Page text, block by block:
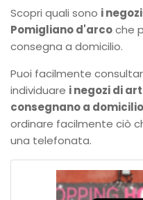
Scopri quali sono i
Pomigliano d'arcoche
consegna a domicilio.
Puoi facilmente
individuare i negozi di
consegnano a
ordinare facilmente ciò
una telefonata.